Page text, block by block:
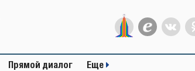
Прямой диалог Еще